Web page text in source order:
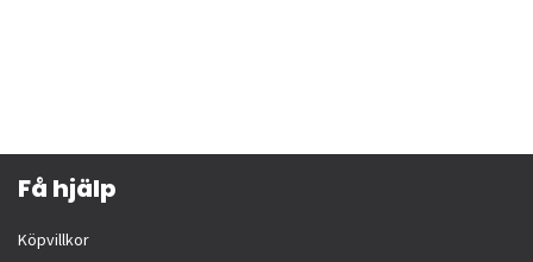
Få hjälp
Köpvillkor